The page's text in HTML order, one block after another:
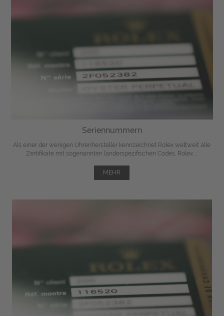
Seriennummern
Als einer der wenigen Uhrenhersteller kennzeichnet Rolex weltweit alle
Zertifikate mit sogenannten länderspezifischen Codes. Rolex ...
MEHR